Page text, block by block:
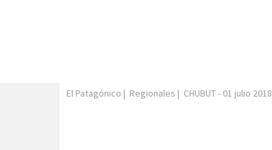
El Patagónico | Regionales | CHUBUT- 01 julio 2018